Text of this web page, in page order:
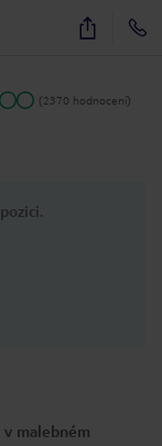
27
(2370 hodnocení)
malebném